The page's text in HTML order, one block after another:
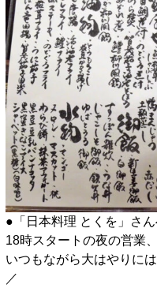
●「日本料理 とくを」さん
18時スタートの夜の営業、
いつもながら大はやりに
／